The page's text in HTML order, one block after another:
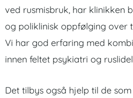
ved rusmisbruk, har klinikken
og poliklinisk oppfølging over
Vi har god erfaring med
innen feltet psykiatri og
Det tilbys også hjelp til de